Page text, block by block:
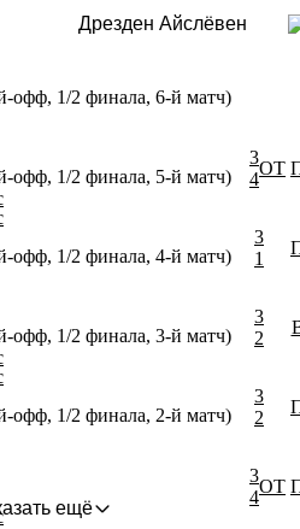
Дрезден Айслёвен
офф, 1/2 финала, 6-й матч)
3
4
ОТ
офф, 1/2 финала, 5-й матч)
3
1
офф, 1/2 финала, 4-й матч)
3
2
офф, 1/2 финала, 3-й матч)
3
2
офф, 1/2 финала, 2-й матч)
3
4
ОТ
ещё